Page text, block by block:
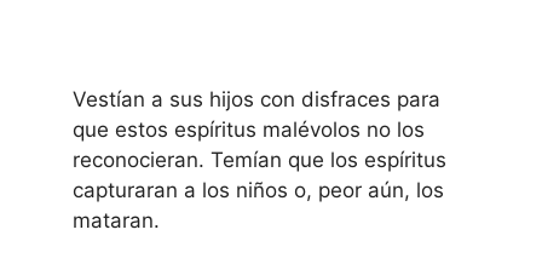
Vestían a sus hijos con disfraces para
que estos espíritus malévolos no los
reconocieran. Temían que los espíritus
capturaran a los niños o, peor aún, los
mataran.